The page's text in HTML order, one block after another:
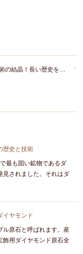
職人の技術の結晶！長い歴史を持つ「CHRISTIAN BAUERクリスチャン・バウアー」
歴史と技術
最も固い鉱物であるダ
見されました。それはダ
イヤモンド
ル原石と呼ばれます。産
飾用ダイヤモンド原石全